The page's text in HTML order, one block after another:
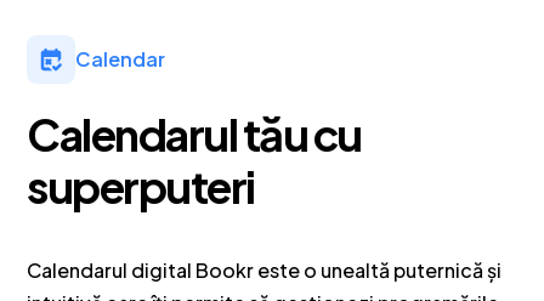
Calendar
Calendarul tău cu
superputeri
Calendarul digital Bookr este o unealtă puternică și